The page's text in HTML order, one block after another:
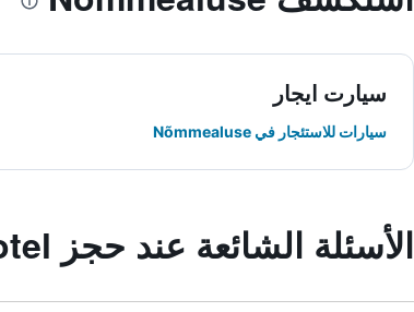
سيارت ايجار
سيارات للاستئجار في Nõmmealuse
الأسئلة الشائعة عند حجز Ruunawere Hotel